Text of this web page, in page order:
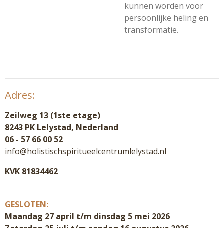
kunnen worden voor
persoonlijke heling en
transformatie.
Adres:
Zeilweg 13 (1ste etage)
8243 PK Lelystad, Nederland
06 - 57 66 00 52
info@holistischspiritueelcentrumlelystad.nl
KVK 81834462
GESLOTEN:
Maandag 27 april t/m dinsdag 5 mei 2026